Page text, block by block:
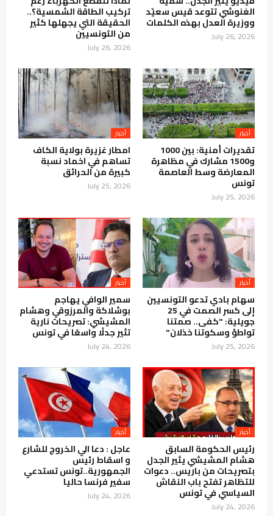
الغنوشي تتوعد قيس سعيّد
ووزيرة العدل بهذه الكلمات
July 26, 2026
تركيب الطاقة الشمسية؟..
الحقيقة التي يجهلها كثير
من التونسيين
July 26, 2026
أخبار
تقديرات أمنية: بين 1000
و1500 مشارك في مظاهرة
المعارضة وسط العاصمة
تونس
July 25, 2026
أخبار
امطار غزيرة بولاية الكاف
تساهم في اخماد نسبة
كبيرة من الحرائق
July 25, 2026
أخبار
سهام بادي تدعو التونسيين
إلى كسر الصمت في 25
جويلية: "كفى.. صمتنا
تواطؤ وسكوتنا خذلان"
July 25, 2026
أخبار
سمير الوافي يهاجم
بوشلاكة والمرزوقي وهشام
المشيشي: تصريحات نارية
تثير جدلًا واسعًا في تونس
July 24, 2026
أخبار
رئيس الحكومة السابق
هشام المشيشي يثير الجدل
بتصريحات من باريس.. دعوات
للتظاهر تفتح باب النقاش
السياسي في تونس
July 24, 2026
أخبار
عاجل : دعا الي الخروج للشارع
و اسقاط رئيس
الجمهورية..تونس تستدعي
سفير فرنسا حاليا
July 24, 2026